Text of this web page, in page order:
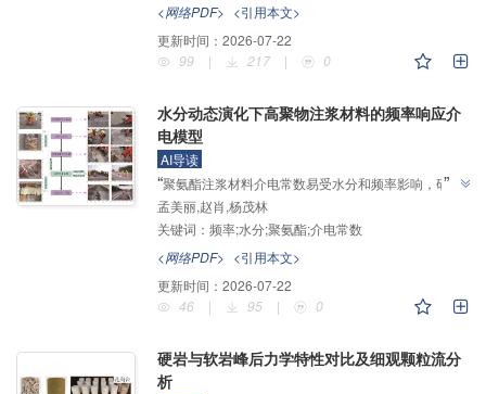
验，揭示了不同设计参数对界面黏结性能的影响规律，
提出了喷水冷却后型钢UHPC界面黏结强度计算方法，
为型钢UHPC组合结构的灾后性能评估及修缮加固提供
<网络PDF> <引用本文>
更新时间： 2026-07-22
99
| 217 | 0
水分动态演化下高聚物注浆材料的频率响应介
电模型
AI导读
“聚氨酯注浆材料介电常数易受水分和频率影响，研究
人员利用矢量网络分析仪建立频率依赖型介电模型，结
合吸水试验构建综合介电模型，平均相对误差小于
8%，为注浆效果检测提供可靠理论工具。
”
孟美丽,赵肖,杨茂林
关键词： 频率;水分;聚氨酯;介电常数
<网络PDF> <引用本文>
更新时间： 2026-07-22
46
| 95 | 0
硬岩与软岩峰后力学特性对比及细观颗粒流分
析